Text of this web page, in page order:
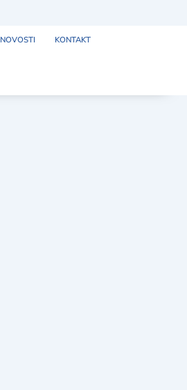
NOVOSTI KONTAKT